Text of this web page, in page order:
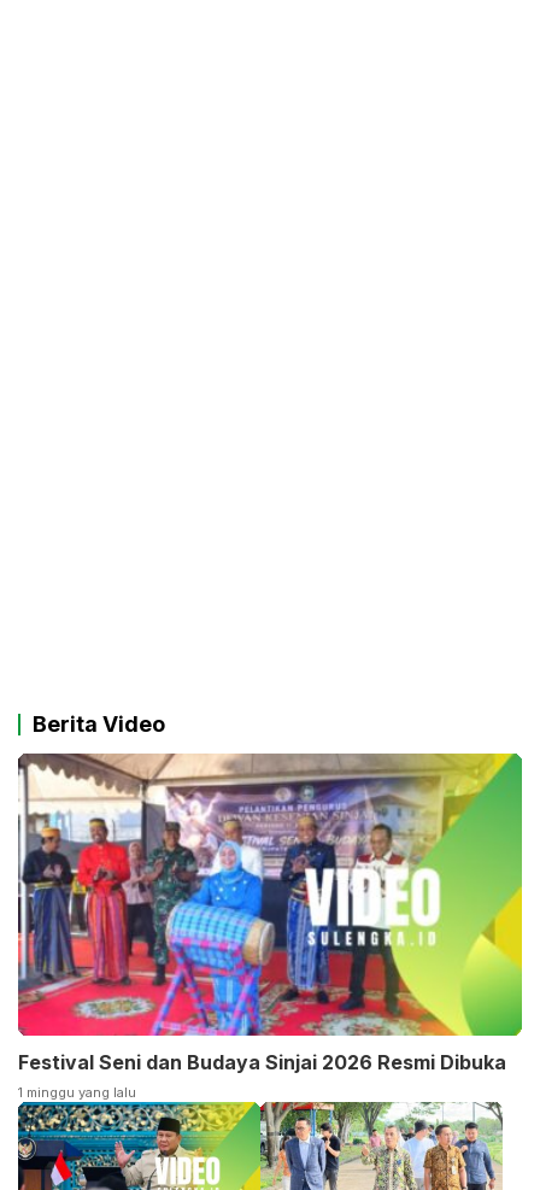
Berita Video
Festival Seni dan Budaya Sinjai 2026 Resmi Dibuka
1 minggu yang lalu